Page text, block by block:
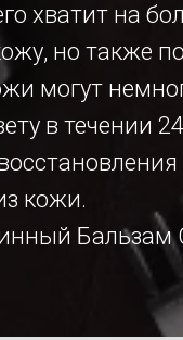
хватит на
но также
могут
в течении
кожи.